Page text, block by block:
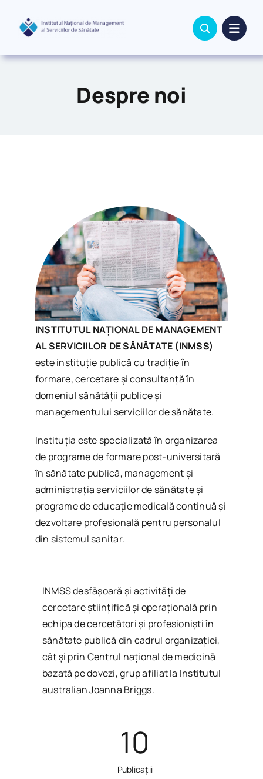
content
Despre noi
INSTITUTUL NAȚIONAL DE MANAGEMENT
AL SERVICIILOR DE SĂNĂTATE (INMSS)
este instituţie publică cu tradiţie în
formare, cercetare şi consultanţă în
domeniul sănătăţii publice și
managementului serviciilor de sănătate.
Instituția este specializată în organizarea
de programe de formare post-universitară
în sănătate publică, management şi
administrația serviciilor de sănătate şi
programe de educaţie medicală continuă şi
dezvoltare profesională pentru personalul
din sistemul sanitar.
INMSS desfăşoară şi activităţi de
cercetare ştiinţifică şi operaţională prin
echipa de cercetători şi profesionişti în
sănătate publică din cadrul organizației,
cât şi prin Centrul naţional de medicină
bazată pe dovezi, grup afiliat la Institutul
australian Joanna Briggs.
10
Publicații